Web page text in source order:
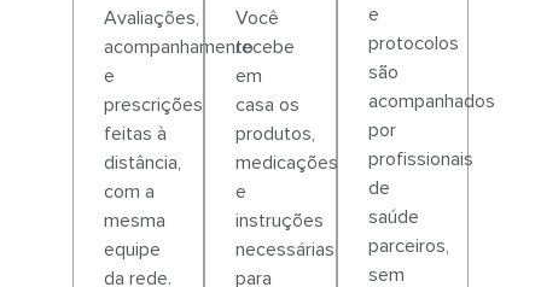
Avaliações,
acompanhamento
e
prescrições
feitas à
distância,
com a
mesma
equipe
da rede.
Você
recebe
em
casa os
produtos,
medicações
e
instruções
necessárias
para
e
protocolos
são
acompanhados
por
profissionais
de
saúde
parceiros,
sem